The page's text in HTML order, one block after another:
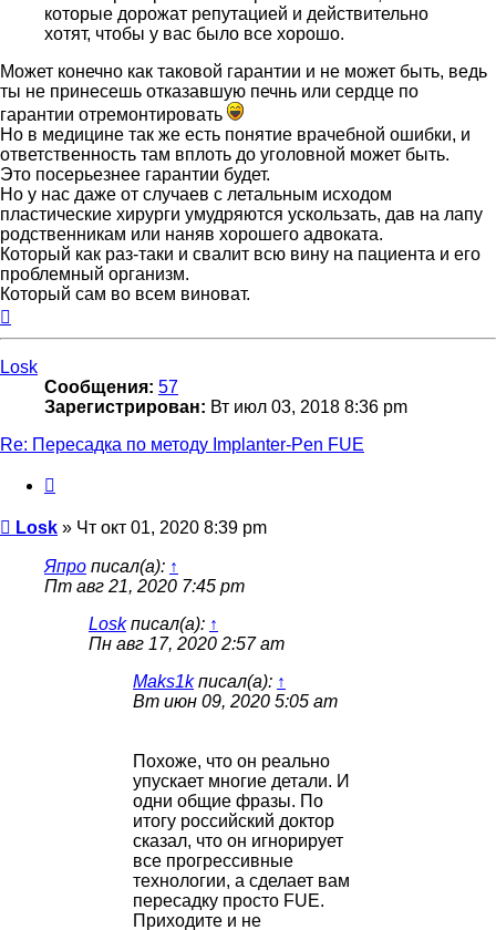
которые дорожат репутацией и действительно
хотят, чтобы у вас было все хорошо.
Может конечно как таковой гарантии и не может быть, ведь
ты не принесешь отказавшую печнь или сердце по
гарантии отремонтировать
Но в медицине так же есть понятие врачебной ошибки, и
ответственность там вплоть до уголовной может быть.
Это посерьезнее гарантии будет.
Но у нас даже от случаев с летальным исходом
пластические хирурги умудряются ускользать, дав на лапу
родственникам или наняв хорошего адвоката.
Который как раз-таки и свалит всю вину на пациента и его
проблемный организм.
Который сам во всем виноват.
Losk
Сообщения: 57
Зарегистрирован: Вт июл 03, 2018 8:36 pm
Re: Пересадка по методу Implanter-Pen FUE
Сообщение
Losk » Чт окт 01, 2020 8:39 pm
Япро писал(а): ↑
Пт авг 21, 2020 7:45 pm
Loskписал(а): ↑
Пн авг 17, 2020 2:57 am
Maks1kписал(а): ↑
Вт июн 09, 2020 5:05 am
Похоже, что он реально
упускает многие детали. И
одни общие фразы. По
итогу российский доктор
сказал, что он игнорирует
все прогрессивные
технологии, а сделает вам
пересадку просто FUE.
Приходите и не